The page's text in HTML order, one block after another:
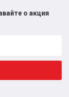
о акция